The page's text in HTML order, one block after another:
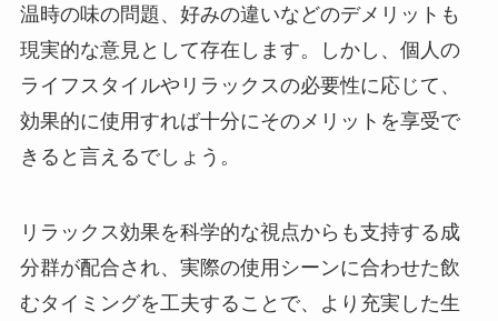
温時の味の問題、好みの違いなどのデメリットも
現実的な意見として存在します。しかし、個人の
ライフスタイルやリラックスの必要性に応じて、
効果的に使用すれば十分にそのメリットを享受で
きると言えるでしょう。
リラックス効果を科学的な視点からも支持する成
分群が配合され、実際の使用シーンに合わせた飲
むタイミングを工夫することで、より充実した生